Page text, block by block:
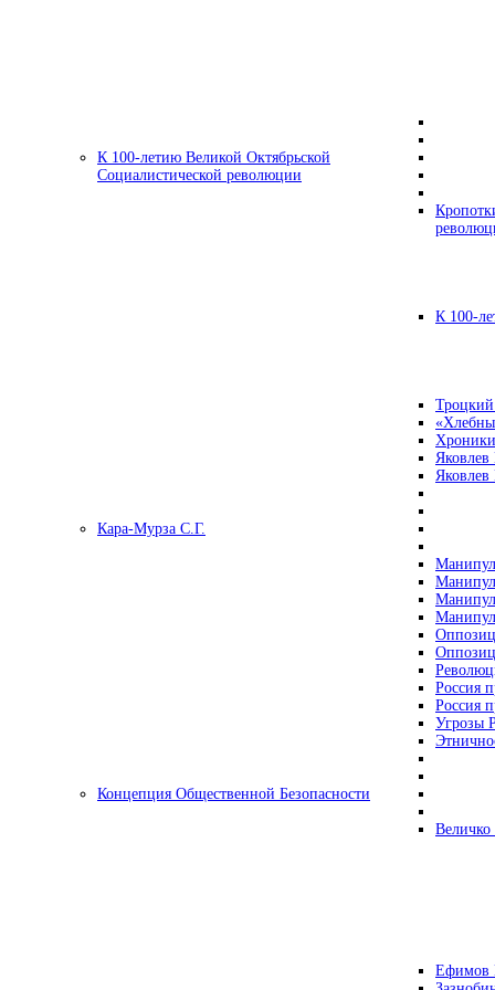
К 100-летию Великой Октябрьской
Социалистической революции
К 100-
Кара-Мурза С.Г.
Россия
Россия
Угрозы
Концепция Общественной Безопасности
Ефимов